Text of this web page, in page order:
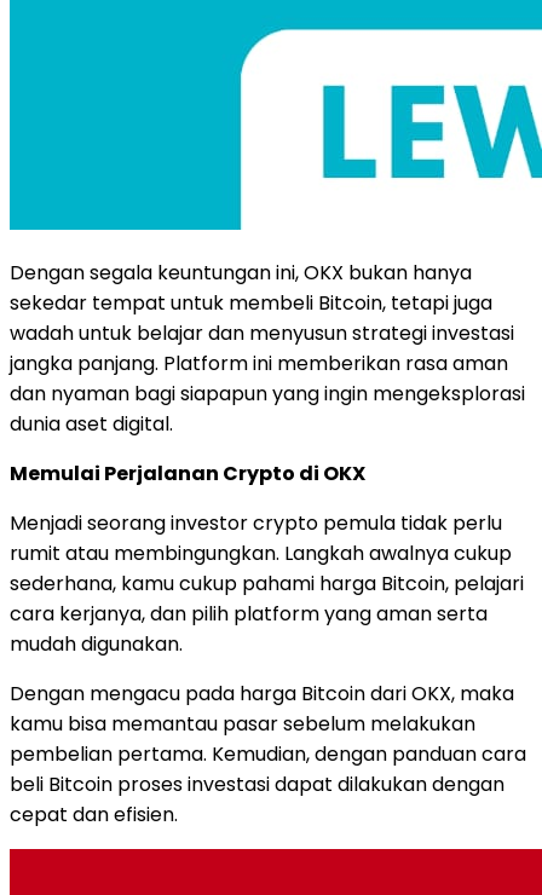
Dengan segala keuntungan ini, OKX bukan hanya
sekedar tempat untuk membeli Bitcoin, tetapi juga
wadah untuk belajar dan menyusun strategi investasi
jangka panjang. Platform ini memberikan rasa aman
dan nyaman bagi siapapun yang ingin mengeksplorasi
dunia aset digital.
Memulai Perjalanan Crypto di OKX
Menjadi seorang investor crypto pemula tidak perlu
rumit atau membingungkan. Langkah awalnya cukup
sederhana, kamu cukup pahami harga Bitcoin, pelajari
cara kerjanya, dan pilih platform yang aman serta
mudah digunakan.
Dengan mengacu pada harga Bitcoin dari OKX, maka
kamu bisa memantau pasar sebelum melakukan
pembelian pertama. Kemudian, dengan panduan cara
beli Bitcoin proses investasi dapat dilakukan dengan
cepat dan efisien.